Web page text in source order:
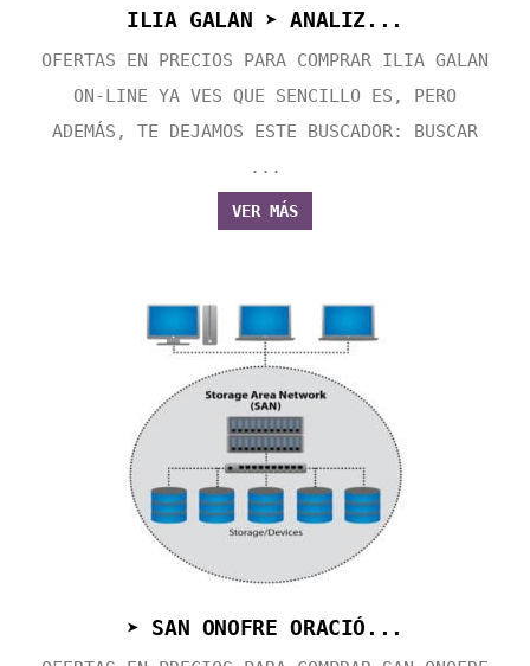
ILIA GALAN ➤ ANALIZ...
OFERTAS EN PRECIOS PARA COMPRAR ILIA GALAN
ON-LINE YA VES QUE SENCILLO ES, PERO
ADEMÁS, TE DEJAMOS ESTE BUSCADOR: BUSCAR
...
VER MÁS
➤ SAN ONOFRE ORACIÓ...